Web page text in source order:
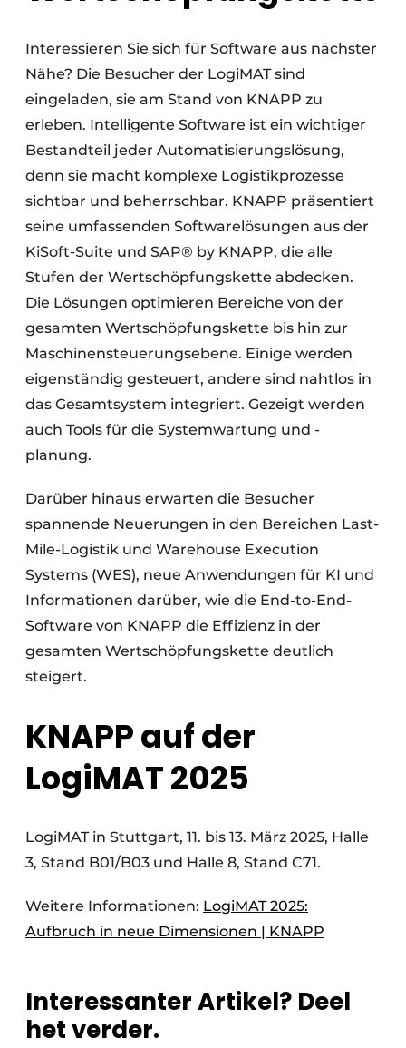
Interessieren Sie sich für Software aus nächster
Nähe? Die Besucher der LogiMAT sind
eingeladen, sie am Stand von KNAPP zu
erleben. Intelligente Software ist ein wichtiger
Bestandteil jeder Automatisierungslösung,
denn sie macht komplexe Logistikprozesse
sichtbar und beherrschbar. KNAPP präsentiert
seine umfassenden Softwarelösungen aus der
KiSoft-Suite und SAP® by KNAPP, die alle
Stufen der Wertschöpfungskette abdecken.
Die Lösungen optimieren Bereiche von der
gesamten Wertschöpfungskette bis hin zur
Maschinensteuerungsebene. Einige werden
eigenständig gesteuert, andere sind nahtlos in
das Gesamtsystem integriert. Gezeigt werden
auch Tools für die Systemwartung und -
planung.
Darüber hinaus erwarten die Besucher
spannende Neuerungen in den Bereichen Last-
Mile-Logistik und Warehouse Execution
Systems (WES), neue Anwendungen für KI und
Informationen darüber, wie die End-to-End-
Software von KNAPP die Effizienz in der
gesamten Wertschöpfungskette deutlich
steigert.
KNAPP auf der
LogiMAT 2025
LogiMAT in Stuttgart, 11. bis 13. März 2025, Halle
3, Stand B01/B03 und Halle 8, Stand C71.
Weitere Informationen: LogiMAT 2025:
Aufbruch in neue Dimensionen | KNAPP
Interessanter Artikel? Deel
het verder.